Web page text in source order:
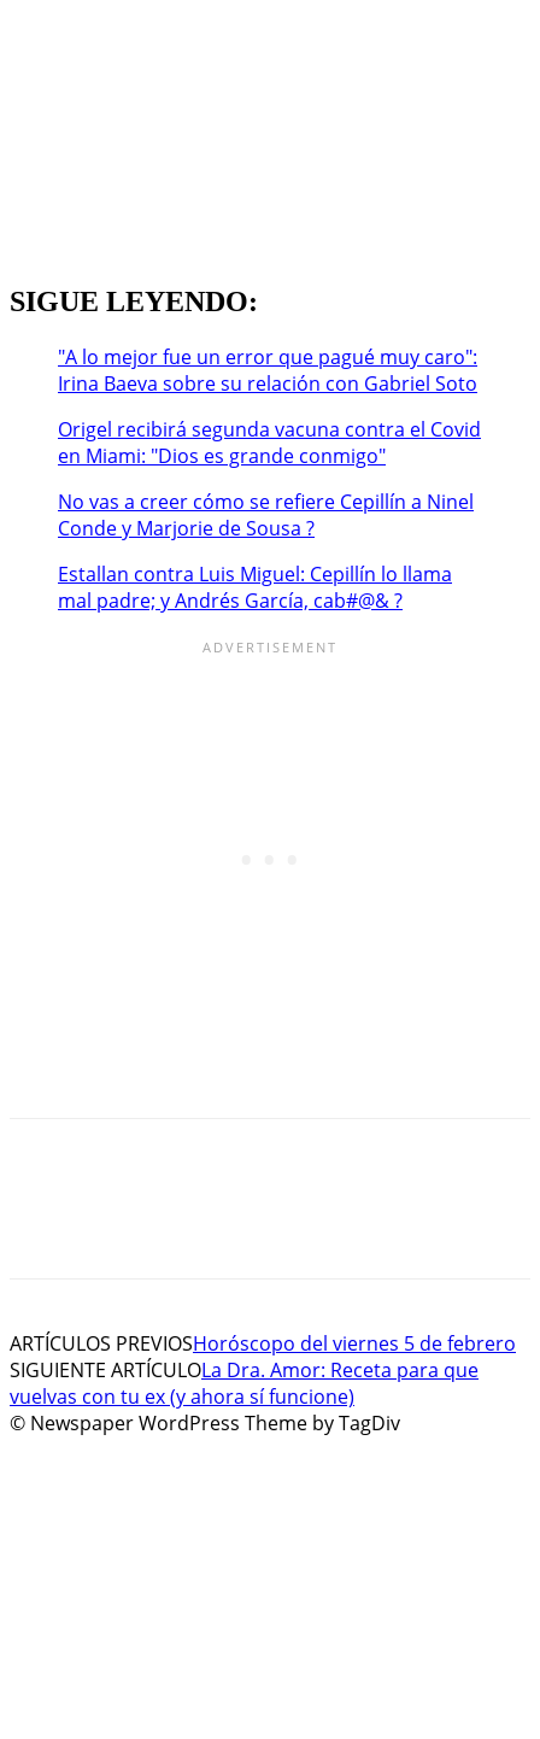
SIGUE LEYENDO:
"A lo mejor fue un error que pagué muy caro":
Irina Baeva sobre su relación con Gabriel Soto
Origel recibirá segunda vacuna contra el Covid
en Miami: "Dios es grande conmigo"
No vas a creer cómo se refiere Cepillín a Ninel
Conde y Marjorie de Sousa ?
Estallan contra Luis Miguel: Cepillín lo llama
mal padre; y Andrés García, cab#@& ?
ARTÍCULOS PREVIOSHoróscopo del viernes 5 de febrero
SIGUIENTE ARTÍCULOLa Dra. Amor: Receta para que
vuelvas con tu ex (y ahora sí funcione)
© Newspaper WordPress Theme by TagDiv